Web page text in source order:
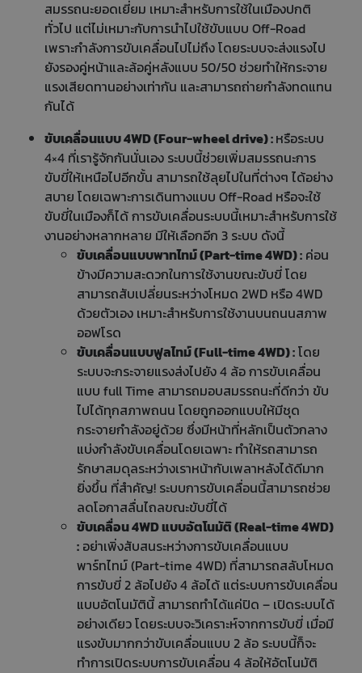
สมรรถนะยอดเยี่ยม เหมาะสำหรับการใช้ในเมืองปกติ
ทั่วไป แต่ไม่เหมาะกับการนำไปใช้ขับแบบ Off-Road
เพราะกำลังการขับเคลื่อนไปไม่ถึง โดยระบบจะส่งแรงไป
ยังรองคู่หน้าและล้อคู่หลังแบบ 50/50 ช่วยทำให้กระจาย
แรงเสียดทานอย่างเท่ากัน และสามารถถ่ายกำลังทดแทน
กันได้
ขับเคลื่อนแบบ 4WD (Four-wheel drive) :หรือระบบ
4×4 ที่เรารู้จักกันนั่นเอง ระบบนี้ช่วยเพิ่มสมรรถนะการ
ขับขี่ให้เหนือไปอีกขั้น สามารถใช้ลุยไปในที่ต่างๆ ได้อย่าง
สบาย โดยเฉพาะการเดินทางแบบ Off-Road หรือจะใช้
ขับขี่ในเมืองก็ได้ การขับเคลื่อนระบบนี้เหมาะสำหรับการใช้
งานอย่างหลากหลาย มีให้เลือกอีก 3 ระบบ ดังนี้
ขับเคลื่อนแบบพาทไทม์ (Part-time 4WD) : ค่อน
ข้างมีความสะดวกในการใช้งานขณะขับขี่ โดย
สามารถสับเปลี่ยนระหว่างโหมด 2WD หรือ 4WD
ด้วยตัวเอง เหมาะสำหรับการใช้งานบนถนนสภาพ
ออฟโรด
ขับเคลื่อนแบบฟูลไทม์ (Full-time 4WD) :โดย
ระบบจะกระจายแรงส่งไปยัง 4 ล้อ การขับเคลื่อน
แบบ full Time สามารถมอบสมรรถนะที่ดีกว่า ขับ
ไปได้ทุกสภาพถนน โดยถูกออกแบบให้มีชุด
กระจายกำลังอยู่ด้วย ซึ่งมีหน้าที่หลักเป็นตัวกลาง
แบ่งกำลังขับเคลื่อนโดยเฉพาะ ทำให้รถสามารถ
รักษาสมดุลระหว่างเราหน้ากับเพลาหลังได้ดีมาก
ยิ่งขึ้น ที่สำคัญ! ระบบการขับเคลื่อนนี้สามารถช่วย
ลดโอกาสลื่นไถลขณะขับขี่ได้
ขับเคลื่อน 4WD แบบอัตโนมัติ (Real-time 4WD)
: อย่าเพิ่งสับสนระหว่างการขับเคลื่อนแบบ
พาร์ทไทม์ (Part-time 4WD) ที่สามารถสลับโหมด
การขับขี่ 2 ล้อไปยัง 4 ล้อได้ แต่ระบบการขับเคลื่อน
แบบอัตโนมัตินี้ สามารถทำได้แค่ปิด – เปิดระบบได้
อย่างเดียว โดยระบบจะวิเคราะห์จากการขับขี่ เมื่อมี
แรงขับมากกว่าขับเคลื่อนแบบ 2 ล้อ ระบบนี้ก็จะ
ทำการเปิดระบบการขับเคลื่อน 4 ล้อให้อัตโนมัติ